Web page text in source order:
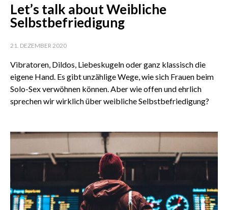
Let’s talk about Weibliche
Selbstbefriedigung
21. DEZEMBER 2020
Vibratoren, Dildos, Liebeskugeln oder ganz klassisch die
eigene Hand. Es gibt unzählige Wege, wie sich Frauen beim
Solo-Sex verwöhnen können. Aber wie offen und ehrlich
sprechen wir wirklich über weibliche Selbstbefriedigung?